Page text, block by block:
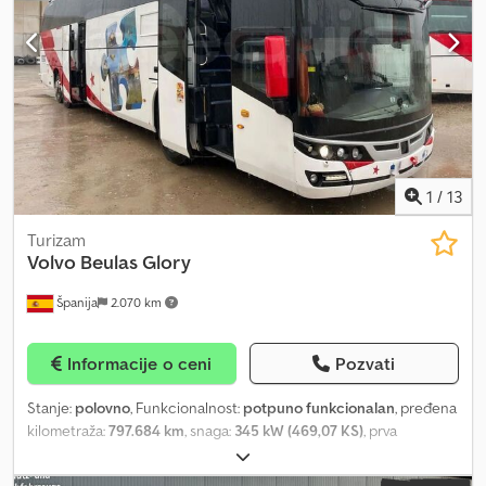
Aqlorf Drvena podloga dostupna uz doplatu! Novi 20 ft.
kancelarijski kontejner (Containex) Spoljašnja boja: RAL-9010
čisto bela, džepovi za viljuškar, zidna izolacija mineralna vuna 60
mm, krovna izolacija mineralna vuna 100 mm, podna izolacija
mineralna vuna 100 mm, unutrašnja visina kontejnera 2540 mm, 1
kom. konvektor 2 kW, 2 kom. spoljne LED lampe 43 W Ukupna masa
prikolice + kontejnera 2600 kg Nosivost još 900 kg moguća!
1 / 13
Španija 2.070 km
Turizam
Volvo Beulas Glory
Informacije o ceni Pozvati
Stanje: polovno, Funkcionalnost: potpuno funkcionalan, pređena
kilometraža:797.684 km, snaga: 345 kW (469,07 KS), prva
, vrsta goriva:dizel
razred:Euro 6, boja:bela, dimenzija gume:315/80 R22.5, Godina